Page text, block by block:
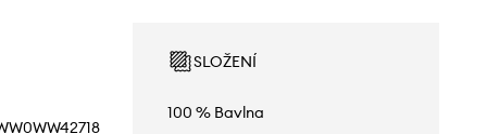
SLOŽENÍ
100 % Bavlna